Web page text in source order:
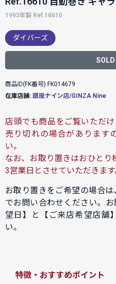
1993年製 Ref.16610
ダイバーズ
商品ID(FK番号):FK014679
在庫店舗: 銀座ナイン店/GINZA Nine
店頭でも商品をご覧いただ
売り切れの場合があります
い。
なお、お取り置きはおひとり
3営業日とさせていただきます
お取り置きをご希望の場合
でお問い合わせください。
望日】と【ご来店希望店舗
い。
特徴・おすすめポイント